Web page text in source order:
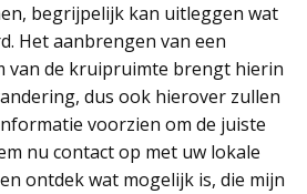
begrijpelijk kan uitleggen wat
Het aanbrengen van een
van de kruipruimte brengt hierin
dus ook hierover zullen
voorzien om de juiste
nu contact op met uw lokale
ontdek wat mogelijk is, die mijn